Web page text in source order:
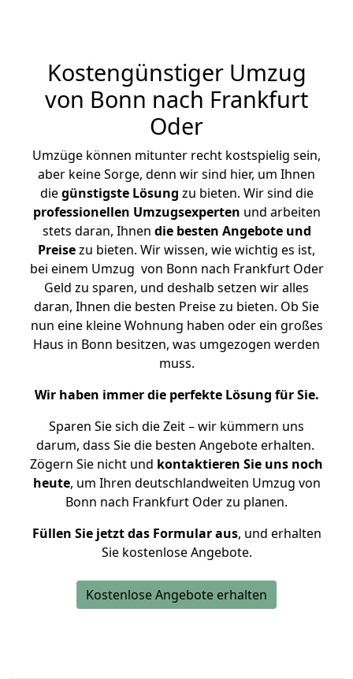
Kostengünstiger Umzug
von Bonn nach Frankfurt
Oder
Umzüge können mitunter recht kostspielig sein,
aber keine Sorge, denn wir sind hier, um Ihnen
diegünstigste Lösung zu bieten. Wir sind die
professionellen Umzugsexperten und arbeiten
stets daran, Ihnen die besten Angebote und
Preisezu bieten. Wir wissen, wie wichtig es ist,
bei einem Umzug von Bonn nach Frankfurt Oder
Geld zu sparen, und deshalb setzen wir alles
daran, Ihnen die besten Preise zu bieten. Ob Sie
nun eine kleine Wohnung haben oder ein großes
Haus in Bonn besitzen, was umgezogen werden
muss.
Wir haben immer die perfekte Lösung für Sie.
Sparen Sie sich die Zeit – wir kümmern uns
darum, dass Sie die besten Angebote erhalten.
Zögern Sie nicht und kontaktieren Sie uns noch
heute, um Ihren deutschlandweiten Umzug von
Bonn nach Frankfurt Oder zu planen.
Füllen Sie jetzt das Formular aus, und erhalten
Sie kostenlose Angebote.
Kostenlose Angebote erhalten